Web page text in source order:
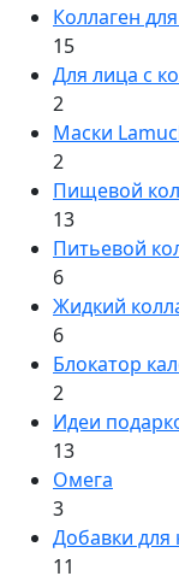
Коллаген
15
Для лица с
2
Маски
2
Пищевой
13
Питьевой
6
Жидкий
6
Блокатор
2
Идеи
13
Омега
3
Добавки для
11